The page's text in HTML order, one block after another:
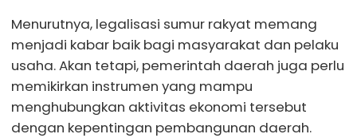
Menurutnya, legalisasi sumur rakyat memang
menjadi kabar baik bagi masyarakat dan pelaku
usaha. Akan tetapi, pemerintah daerah juga perlu
memikirkan instrumen yang mampu
menghubungkan aktivitas ekonomi tersebut
dengan kepentingan pembangunan daerah.